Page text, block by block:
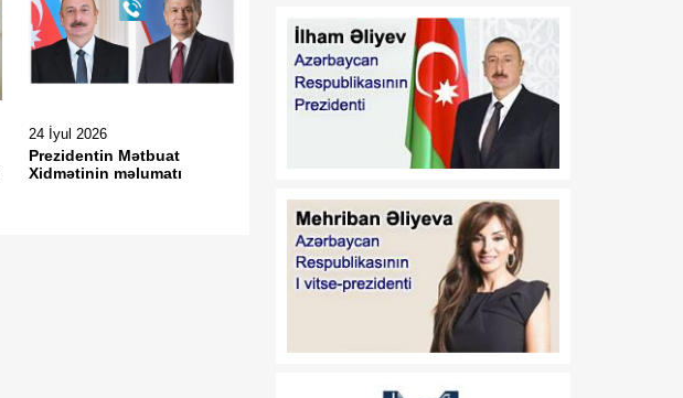
24 İyul 2026
Prezidentin Mətbuat
Xidmətinin məlumatı
elementinə çevrilən
Zəngəzur dəhlizi: Birillik
Vaşinqton diplomatiyasının
uğurları
07 Avqust
Trans-Xəzər fiber-optik
Avrasiyanın rəqəmsal
körpüsünə çevirir
07 Avqust
Ukraynalı ekspert:
Azərbaycan xarici
prioritetinin yalnız milli
olduğunu nümayiş etdirir
16:34
07 Avqust